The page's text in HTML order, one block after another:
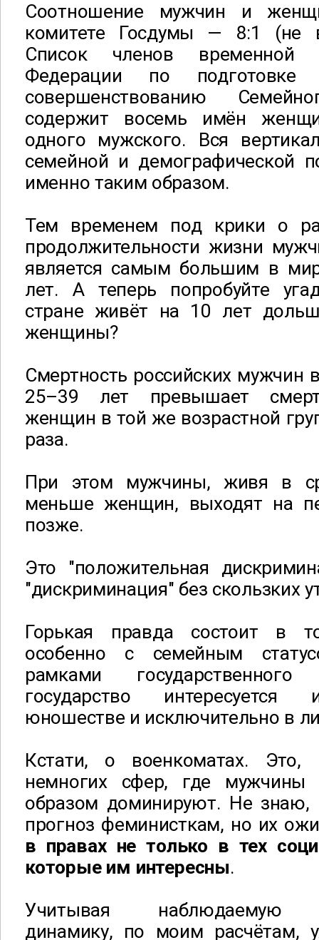
Соотношение мужчин и
комитете Госдумы — 8:1 (не
Список членов временной
Федерации по подготовке
совершенствованию
содержит восемь имён
одного мужского. Вся
семейной и демографической
именно таким образом.
Тем временем под крики о
продолжительности жизни
является самым большим в
лет. А теперь попробуйте
стране живёт на 10 лет
женщины?
Смертность российских мужчин
25–39 лет превышает
женщин в той же возрастной
раза.
При этом мужчины, живя в
меньше женщин, выходят на
позже.
Это "положительная
"дискриминация" без скользких
Горькая правда состоит в
особенно с семейным
рамками
государство интересуется
юношестве и исключительно в
Кстати, о военкоматах.
немногих сфер, где
образом доминируют. Не знаю,
прогноз феминисткам, но их
в правах не только в тех
которые им интересны.
Учитывая наблюдаемую
динамику, по моим расчётам,